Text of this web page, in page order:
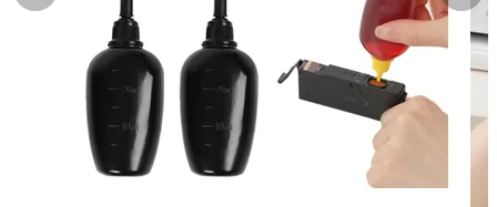
再生インクカートリッジ
記事を探す
お客様の声
お店の紹介